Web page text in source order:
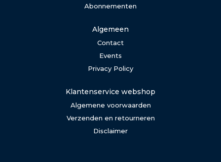
Abonnementen
Algemeen
Contact
Events
Privacy Policy
Klantenservice webshop
Algemene voorwaarden
Verzenden en retourneren
Disclaimer